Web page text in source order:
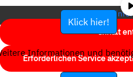
Mehr
Inhalt
Erforderlichen Service
Klick hier!
Informationen und